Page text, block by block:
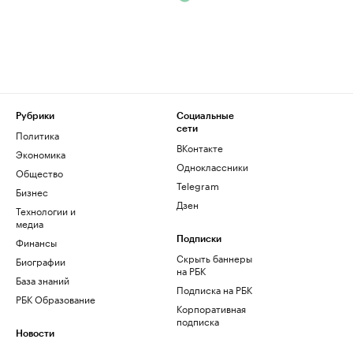
Рубрики
Политика
Экономика
Общество
Бизнес
Технологии и
медиа
Финансы
Биографии
База знаний
РБК Образование
Новости
Социальные
сети
ВКонтакте
Одноклассники
Telegram
Дзен
Подписки
Скрыть баннеры
на РБК
Подписка на РБК
Корпоративная
подписка